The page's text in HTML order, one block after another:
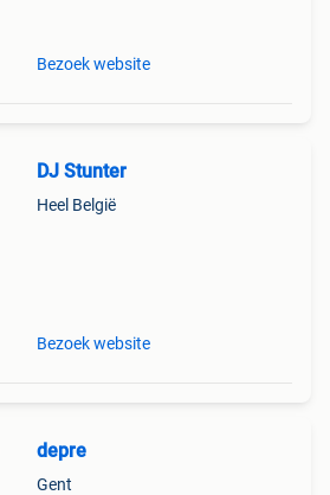
Bezoek website
DJ Stunter
Heel België
Bezoek website
depre
Gent